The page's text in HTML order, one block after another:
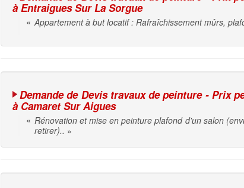
à Entraigues Sur La Sorgue
« Appartement à but locatif : Rafraîchissement mûrs,
Demande de Devis travaux de peinture - Prix
à Camaret Sur Aigues
« Rénovation et mise en peinture plafond d'un salon
retirer).. »